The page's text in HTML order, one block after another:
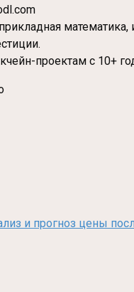
математика,
проектам с 10+
и прогноз цены